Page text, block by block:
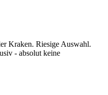
Kraken. Riesige Auswahl.
- absolut keine